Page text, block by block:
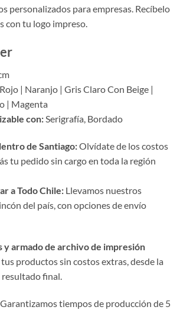
personalizados para empresas. Recíbelo
con tu logo impreso.
| Naranjo | Gris Claro Con Beige |
| Magenta
con: Serigrafía, Bordado
de Santiago:Olvídate de los costos
tu pedido sin cargo en toda la región
a Todo Chile: Llevamos nuestros
del país, con opciones de envío
y armado de archivo de impresión
productos sin costos extras, desde la
resultado final.
Garantizamos tiempos de producción de 5